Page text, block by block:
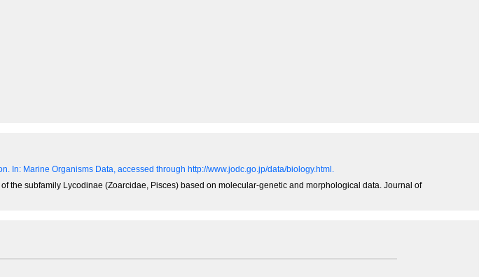
In: Marine Organisms Data, accessed through http://www.jodc.go.jp/data/biology.html.
the subfamily Lycodinae (Zoarcidae, Pisces) based on molecular-genetic and morphological data. Journal of